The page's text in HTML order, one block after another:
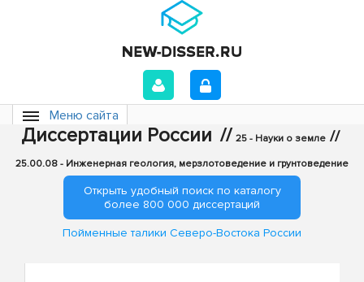
Меню сайта
Диссертации России // 25 - Науки о земле //
25.00.08 - Инженерная геология, мерзлотоведение и грунтоведение
Открыть удобный поиск по каталогу
более 800 000 диссертаций
Пойменные талики Северо-Востока России